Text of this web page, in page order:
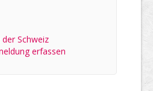
Schweiz
erfassen